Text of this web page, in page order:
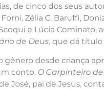
de cinco dos seus
Zélia C. Baruffi,
e Lúcia Cominato,
de Deus, que dá título
gênero desde criança
conto, O Carpinteiro
José, pai de Jesus,